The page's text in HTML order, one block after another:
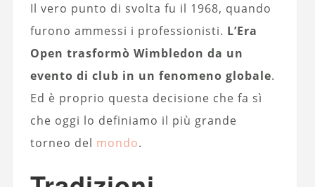
Il vero punto di svolta fu il 1968, quando
furono ammessi i professionisti. L’Era
Open trasformò Wimbledon da un
evento di club in un fenomeno globale.
Ed è proprio questa decisione che fa sì
che oggi lo definiamo il più grande
torneo del mondo.